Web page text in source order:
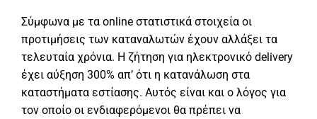
Σύμφωνα με τα online στατιστικά στοιχεία οι
προτιμήσεις των καταναλωτών έχουν αλλάξει τα
τελευταία χρόνια. Η ζήτηση για ηλεκτρονικό delivery
έχει αύξηση 300% απ’ ότι η κατανάλωση στα
καταστήματα εστίασης. Αυτός είναι και ο λόγος για
τον οποίο οι ενδιαφερόμενοι θα πρέπει να